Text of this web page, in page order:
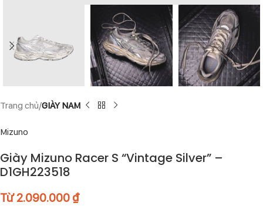
Trang chủ GIÀY NAM
Mizuno
Giày Mizuno Racer S “Vintage Silver” –
D1GH223518
Từ2.090.000 ₫